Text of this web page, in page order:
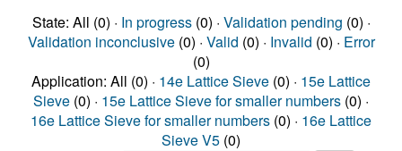
State: All (0) · In progress(0) · Validation pending (0) ·
Validation inconclusive(0) · Valid (0) · Invalid (0) · Error
(0)
Application: All (0) · 14e Lattice Sieve (0) · 15e Lattice
Sieve (0) · 15e Lattice Sieve for smaller numbers (0) ·
16e Lattice Sieve for smaller numbers (0) · 16e Lattice
Sieve V5 (0)